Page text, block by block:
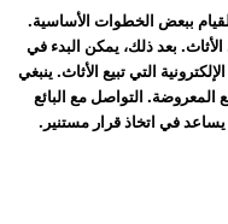
ببعض الخطوات الأساسية.
بعد ذلك، يمكن البدء في
التي تبيع الأثاث. ينبغي
المعروضة. التواصل مع البائع
في اتخاذ قرار مستنير.